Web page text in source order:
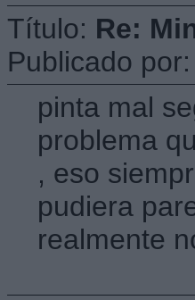
Título: Re:
Publicado por:
pinta mal
problema
, eso
pudiera
realmente